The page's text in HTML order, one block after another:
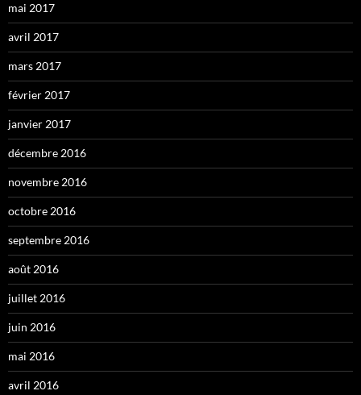
mai 2017
avril 2017
mars 2017
février 2017
janvier 2017
décembre 2016
novembre 2016
octobre 2016
septembre 2016
août 2016
juillet 2016
juin 2016
mai 2016
avril 2016